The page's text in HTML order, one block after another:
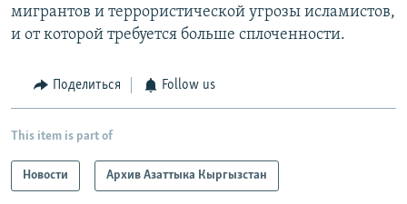
мигрантов и террористической угрозы исламистов,
и от которой требуется больше сплоченности.
Поделиться Follow us
This item is part of
Новости Архив Азаттыка Кыргызстан